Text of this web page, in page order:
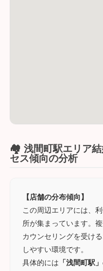
🏘️ 浅間町駅エリア結
セス傾向の分析
【店舗の分布傾向】
この周辺エリアには、
所が集まっています。
カウンセリングを受け
しやすい環境です。
具体的には 「浅間町駅